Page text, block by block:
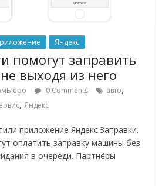
Яндекс
помогут заправить
выходя из него
0 Comments авто,
,Яндекс
приложение Яндекс.Заправки.
оплатить заправку машины без
в очереди. Партнёры